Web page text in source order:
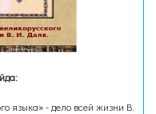
языка» - дело всей жизни В.